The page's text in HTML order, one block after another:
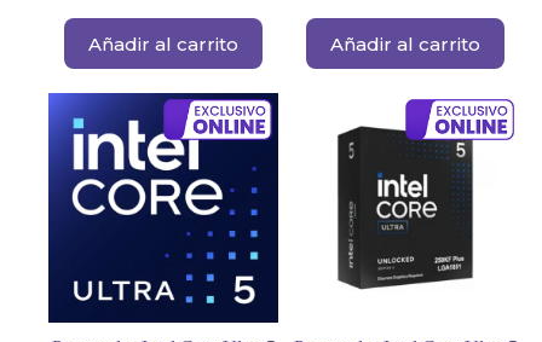
Añadir al carrito Añadir al carrito